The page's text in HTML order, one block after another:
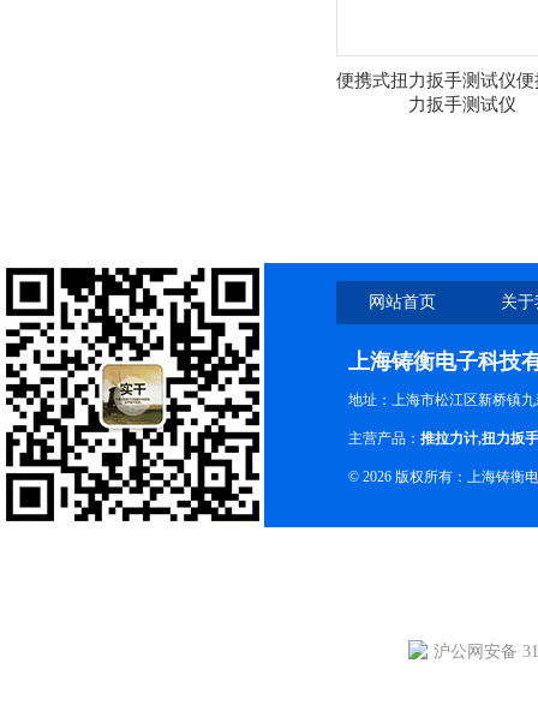
便携式扭力扳手测试仪
力扳手测试仪
网站首页 关
上海铸衡电子科技
地址：上海市松江区新桥镇
主营产品： 推拉力计,扭力扳手
© 2026 版权所有：上海铸衡
沪公网安备